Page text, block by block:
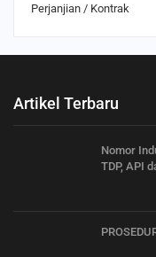
Perjanjian / Kontrak
Artikel Terbaru
Nomor
TDP, API